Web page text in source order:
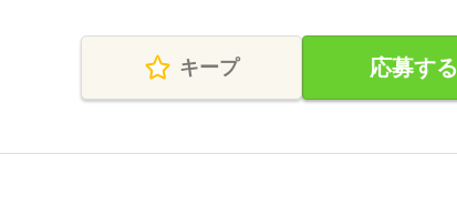
キープ 応募する